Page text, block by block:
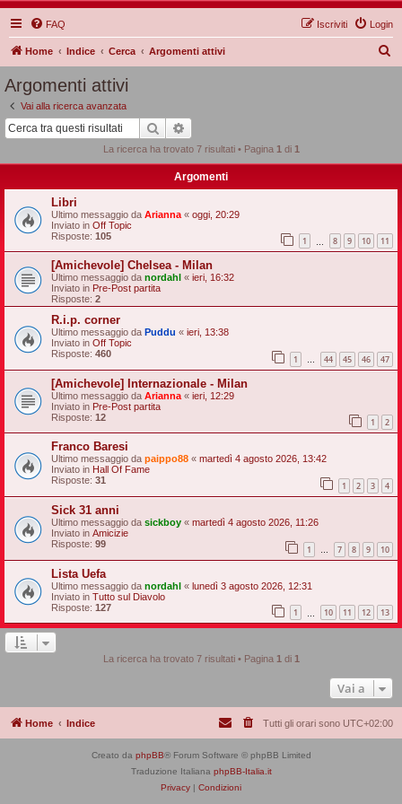
FAQ Login
Iscriviti
Home Indice Cerca Argomenti attivi
Argomenti attivi
Vai alla ricerca avanzata
Cerca
La ricerca ha trovato 7 risultati • Pagina 1 di 1
Argomenti
Libri
Ultimo messaggio da Arianna « oggi, 20:29
Inviato in Off Topic
Risposte: 105 1 8 9 10 11
[Amichevole] Chelsea - Milan
Ultimo messaggio da nordahl « ieri, 16:32
Inviato in Pre-Post partita
Risposte: 2
R.i.p. corner
Ultimo messaggio da Puddu « ieri, 13:38
Inviato in Off Topic
Risposte: 460 1 … 44 45 46 47
[Amichevole] Internazionale - Milan
Ultimo messaggio da Arianna « ieri, 12:29
Inviato in Pre-Post partita
Risposte: 12 1 2
Franco Baresi
Ultimo messaggio da paippo88 « martedì 4 agosto 2026, 13:42
Inviato in Hall Of Fame
Risposte: 31 1 2 3 4
Sick 31 anni
Ultimo messaggio da sickboy « martedì 4 agosto 2026, 11:26
Inviato in Amicizie
Risposte: 99 1 … 7 8 9 10
Lista Uefa
Ultimo messaggio da nordahl « lunedì 3 agosto 2026, 12:31
Inviato in Tutto sul Diavolo
Risposte: 127 1 10 11 12 13
La ricerca ha trovato 7 risultati • Pagina 1 di 1
Vai a
Home Indice Tutti gli orari sono UTC+02:00
Creato da phpBB® Forum Software © phpBB Limited
Traduzione Italiana phpBB-Italia.it
Privacy | Condizioni